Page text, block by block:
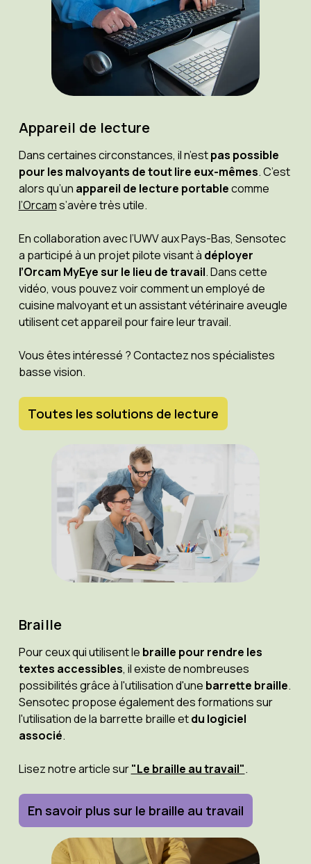
Appareil de lecture
Dans certaines circonstances, il n’estpas possible
pour les malvoyants de tout lire eux-mêmes. C’est
alors qu’un appareil de lecture portablecomme
l’Orcams’avère très utile.
En collaboration avec l’UWV aux Pays-Bas, Sensotec
a participé à un projet pilote visant à déployer
l’Orcam MyEye sur le lieu de travail. Dans cette
vidéo, vous pouvez voir comment un employé de
cuisine malvoyant et un assistant vétérinaire aveugle
utilisent cet appareil pour faire leur travail.
Vous êtes intéressé ? Contactez nos spécialistes
basse vision.
Toutes les solutions de lecture
Braille
Pour ceux qui utilisent le braille pour rendre les
textes accessibles, il existe de nombreuses
possibilités grâce à l'utilisation d'une barrette braille.
Sensotec propose également des formations sur
l'utilisation de la barrette braille etdu logiciel
associé.
Lisez notre article sur"Le braille au travail".
En savoir plus sur le braille au travail